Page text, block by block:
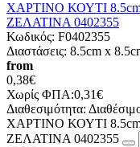
ΧΑΡΤΙΝΟ ΚΟΥΤΙ
ΖΕΛΑΤΙΝΑ 0402355
Κωδικός: F0402355
Διαστάσεις: 8.5cm x
from
0,38€
Χωρίς ΦΠΑ:0,31€
Διαθεσιμότητα:
ΧΑΡΤΙΝΟ ΚΟΥΤΙ
ΖΕΛΑΤΙΝΑ 0402355